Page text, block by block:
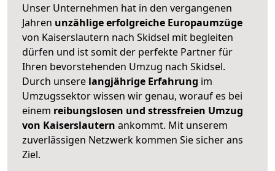
Unser Unternehmen hat in den vergangenen
Jahren unzählige erfolgreiche Europaumzüge
von Kaiserslautern nach Skidsel mit begleiten
dürfen und ist somit der perfekte Partner für
Ihren bevorstehenden Umzug nach Skidsel.
Durch unsere langjährige Erfahrung im
Umzugssektor wissen wir genau, worauf es bei
einem reibungslosen und stressfreien Umzug
von Kaiserslautern ankommt. Mit unserem
zuverlässigen Netzwerk kommen Sie sicher ans
Ziel.